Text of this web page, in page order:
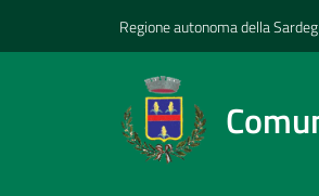
Regione autonoma della